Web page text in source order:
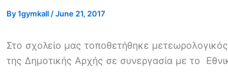
By1gymkall /June 21, 2017
Στο σχολείο μας τοποθετήθηκε
της Δημοτικής Αρχής σε συνεργασία με το